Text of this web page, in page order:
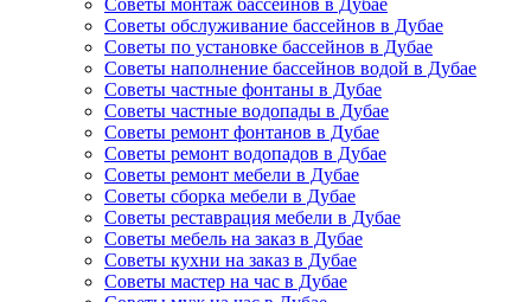
Советы монтаж бассейнов в Дубае
Советы обслуживание бассейнов в Дубае
Советы по установке бассейнов в Дубае
Советы наполнение бассейнов водой в Дубае
Советы частные фонтаны в Дубае
Советы частные водопады в Дубае
Советы ремонт фонтанов в Дубае
Советы ремонт водопадов в Дубае
Советы ремонт мебели в Дубае
Советы сборка мебели в Дубае
Советы реставрация мебели в Дубае
Советы мебель на заказ в Дубае
Советы кухни на заказ в Дубае
Советы мастер на час в Дубае